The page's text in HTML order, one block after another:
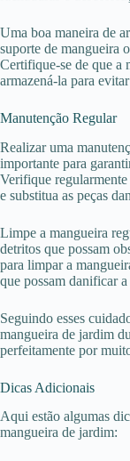
Uma boa maneira de
suporte de mangueira
Certifique-se de que a
armazená-la para
Manutenção Regular
Realizar uma
importante para
Verifique regularmente
e substitua as peças
Limpe a mangueira
detritos que possam
para limpar a
que possam danificar
Seguindo esses
mangueira de jardim
perfeitamente por
Dicas Adicionais
Aqui estão algumas
mangueira de jardim: